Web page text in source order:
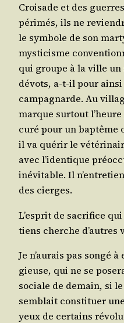
Croi­sade et des
péri­més, ils ne
le sym­bole de son
mys­ti­cisme
qui groupe à la ville
dévots, a‑t-il pour
cam­pa­gnarde. Au
marque sur­tout
curé pour un bap­tême
il va qué­rir le
avec l’identique
inévi­table. Il
des cierges.
L’esprit de sacri­fice
tiens cherche d’autres
Je n’aurais pas son­gé
gieuse, qui ne se
sociale de demain, si
sem­blait consti­tuer
yeux de cer­tains